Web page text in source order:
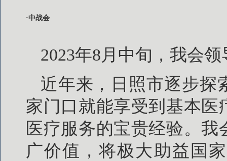
·中战会
2023年8月中旬，我会
近年来，日照市逐步探
家门口就能享受到基本
医疗服务的宝贵经验。
广价值，将极大助益国